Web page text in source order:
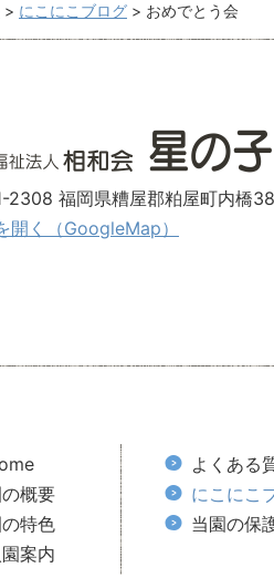
> にこにこブログ > おめでとう会
2308 福岡県糟屋郡粕屋町内橋
開く（GoogleMap）
概要
特色
案内
よくある
にこにこ
当園の保